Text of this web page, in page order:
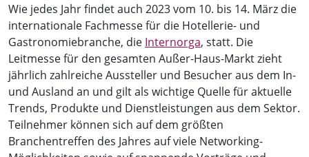
Wie jedes Jahr findet auch 2023 vom 10. bis 14. März die
internationale Fachmesse für die Hotellerie- und
Gastronomiebranche, die Internorga, statt. Die
Leitmesse für den gesamten Außer-Haus-Markt zieht
jährlich zahlreiche Aussteller und Besucher aus dem In-
und Ausland an und gilt als wichtige Quelle für aktuelle
Trends, Produkte und Dienstleistungen aus dem Sektor.
Teilnehmer können sich auf dem größten
Branchentreffen des Jahres auf viele Networking-